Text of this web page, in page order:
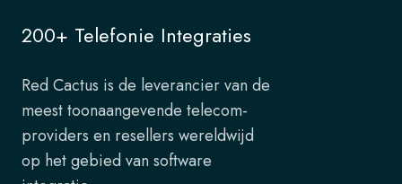
200+ Telefonie Integraties
Red Cactus is de leverancier van de
meest toonaangevende telecom-
providers en resellers wereldwijd
op het gebied van software